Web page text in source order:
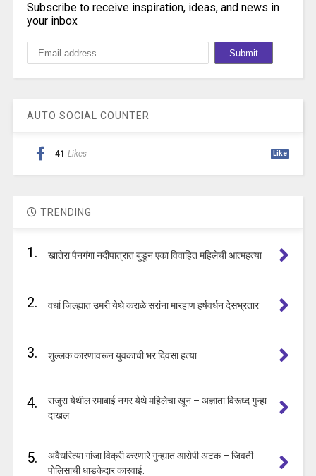
Subscribe to receive inspiration, ideas, and news in
your inbox
AUTO SOCIAL COUNTER
41 Likes Like
TRENDING
1. खातेरा पैनगंगा नदीपात्रात बुडून एका विवाहित महिलेची आत्महत्या
2. वर्धा जिल्ह्यात उमरी येथे कराळे सरांना मारहाण हर्षवर्धन देसभ्रतार
3. शुल्लक कारणावरून युवकाची भर दिवसा हत्या
4.
राजुरा येथील रमाबाई नगर येथे महिलेचा खून – अज्ञाता विरूध्द गुन्हा
दाखल
5.
अवैधरित्या गांजा विक्री करणारे गुन्ह्यात आरोपी अटक – जिवती
पोलिसाची धाडकेदार कारवाई.